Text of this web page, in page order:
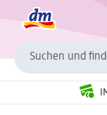
Suchen und